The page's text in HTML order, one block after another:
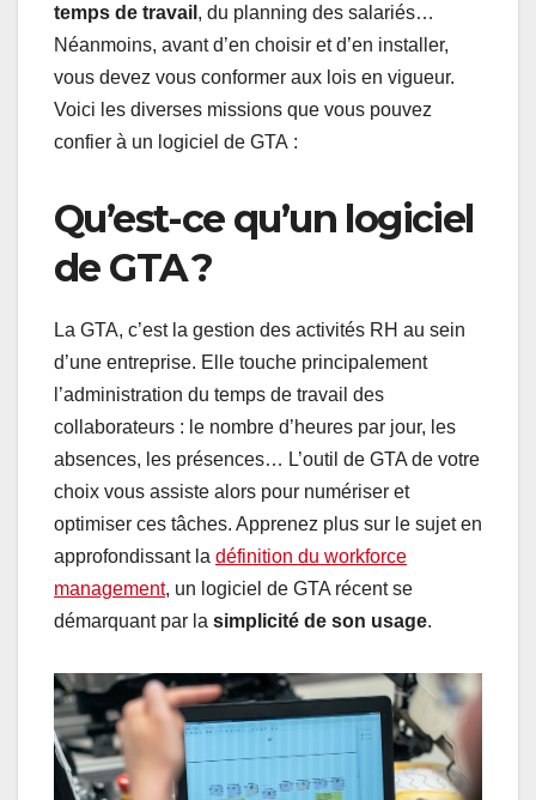
temps de travail , du planning des salariés…
Néanmoins, avant d’en choisir et d’en installer,
vous devez vous conformer aux lois en vigueur.
Voici les diverses missions que vous pouvez
confier à un logiciel de GTA :
Qu’est-ce qu’un logiciel
de GTA ?
La GTA, c’est la gestion des activités RH au sein
d’une entreprise. Elle touche principalement
l’administration du temps de travail des
collaborateurs : le nombre d’heures par jour, les
absences, les présences… L’outil de GTA de votre
choix vous assiste alors pour numériser et
optimiser ces tâches. Apprenez plus sur le sujet en
approfondissant la définition du workforce
management, un logiciel de GTA récent se
démarquant par la simplicité de son usage.